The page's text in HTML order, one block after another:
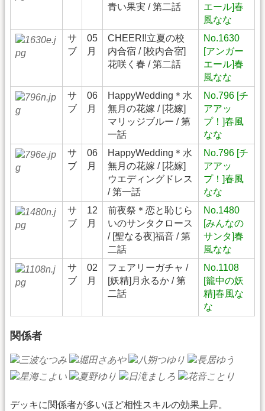
青い果実 / 第二話
エール]春
風なな
サ
ブ
05
月
CHEER!!立夏の校
内合宿 / [校内合宿]
花咲く春 / 第二話
No.1630
[アンガー
エール]春
風なな
サ
ブ
06
月
HappyWedding＊水
無月の花嫁 / [花嫁]
マリッジブルー / 第
一話
No.796 [チ
アアッ
プ！]春風
なな
サ
ブ
06
月
HappyWedding＊水
無月の花嫁 / [花嫁]
ウエディングドレス
/ 第一話
No.796 [チ
アアッ
プ！]春風
なな
サ
ブ
12
月
前夜祭＊恋と恥じら
いのサンタクロース
/ [聖なる夜]福音 / 第
二話
No.1480
[みんなの
サンタ]春
風なな
サ
ブ
02
月
フェアリーガチャ /
[妖精]月永るか / 第
二話
No.1108
[籠中の妖
精]春風な
な
関係者
デッキに関係者が多いほど相性スキルの効果上昇。